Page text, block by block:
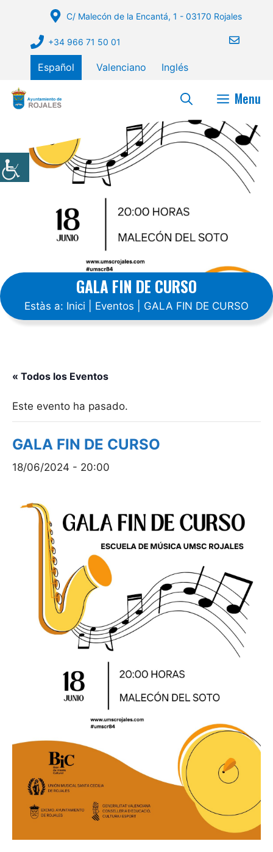
contenido
C/ Malecón de la Encantá, 1 - 03170 Rojales
+34 966 71 50 01
Español Valenciano Inglés
Menu
GALA FIN DE CURSO
Estàs a: Inici Eventos GALA FIN DE CURSO
« Todos los Eventos
Este evento ha pasado.
GALA FIN DE CURSO
18/06/2024 - 20:00